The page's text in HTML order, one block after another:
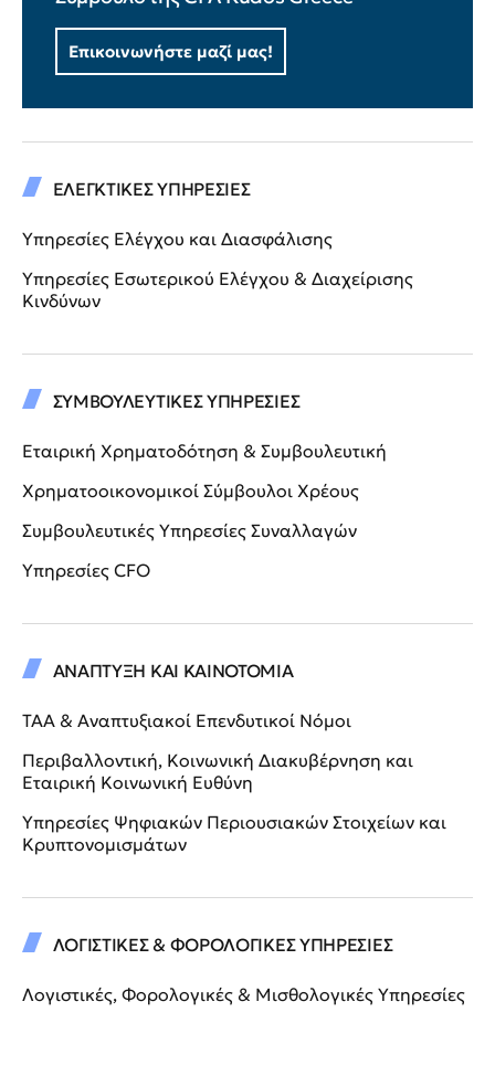
Επικοινωνήστε μαζί μας!
ΕΛΕΓΚΤΙΚΕΣ ΥΠΗΡΕΣΙΕΣ
Υπηρεσίες Ελέγχου και Διασφάλισης
Υπηρεσίες Εσωτερικού Ελέγχου & Διαχείρισης
Κινδύνων
ΣΥΜΒΟΥΛΕΥΤΙΚΕΣ ΥΠΗΡΕΣΙΕΣ
Εταιρική Χρηματοδότηση & Συμβουλευτική
Χρηματοοικονομικοί Σύμβουλοι Χρέους
Συμβουλευτικές Υπηρεσίες Συναλλαγών
Υπηρεσίες CFO
ΑΝΑΠΤΥΞΗ ΚΑΙ ΚΑΙΝΟΤΟΜΙΑ
ΤΑΑ & Αναπτυξιακοί Επενδυτικοί Νόμοι
Περιβαλλοντική, Κοινωνική Διακυβέρνηση και
Εταιρική Κοινωνική Ευθύνη
Υπηρεσίες Ψηφιακών Περιουσιακών Στοιχείων και
Κρυπτονομισμάτων
ΛΟΓΙΣΤΙΚΕΣ & ΦΟΡΟΛΟΓΙΚΕΣ ΥΠΗΡΕΣΙΕΣ
Λογιστικές, Φορολογικές & Μισθολογικές Υπηρεσίες